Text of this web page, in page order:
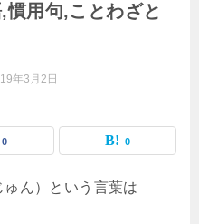
用句,ことわざと
年3月2日
0 0
ゅん）という言葉は